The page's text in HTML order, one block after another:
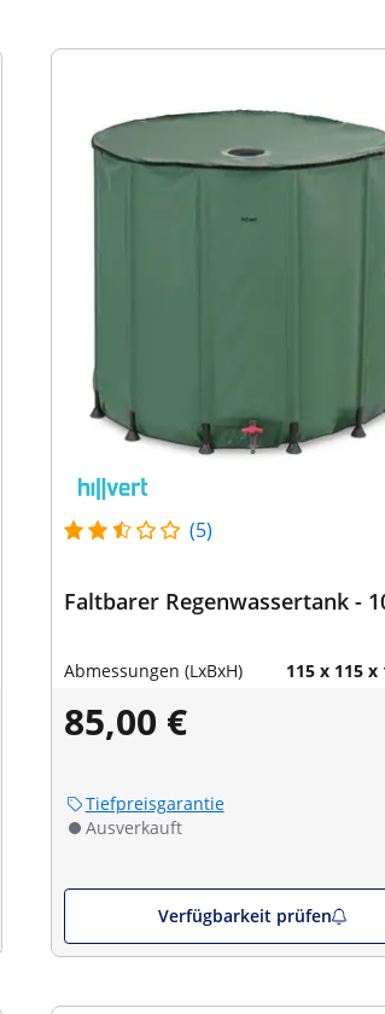
(5)
Faltbarer Regenwassertank -
Abmessungen (LxBxH) 115 x 115 x
85,00 €
Tiefpreisgarantie
Ausverkauft
Verfügbarkeit prüfen